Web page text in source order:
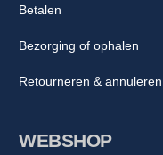
WEBSHOP
Betalen
Bezorging of ophalen
Retourneren & annuleren